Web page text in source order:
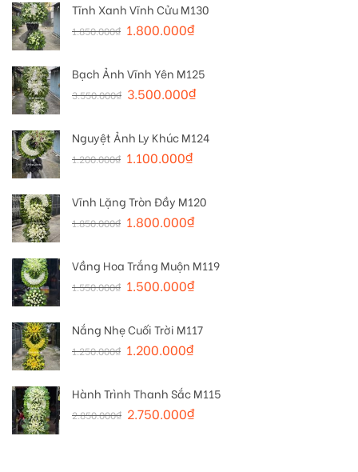
Tĩnh Xanh Vĩnh Cửu M130
1.850.000₫ 1.800.000₫
Bạch Ảnh Vĩnh Yên M125
3.550.000₫ 3.500.000₫
Nguyệt Ảnh Ly Khúc M124
1.200.000₫ 1.100.000₫
Vĩnh Lặng Tròn Đầy M120
1.850.000₫ 1.800.000₫
Vầng Hoa Trắng Muộn M119
1.550.000₫ 1.500.000₫
Nắng Nhẹ Cuối Trời M117
1.250.000₫ 1.200.000₫
Hành Trình Thanh Sắc M115
2.850.000₫ 2.750.000₫